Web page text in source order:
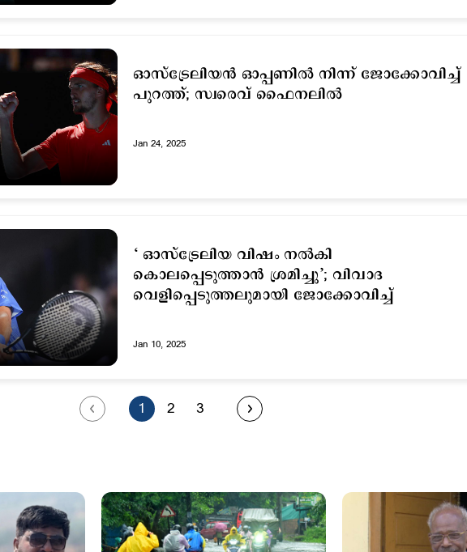
ഓസ്ട്രേലിയന്‍ ഓപ്പണില്‍ നിന്ന് ജോക്കോവിച്ച്
പുറത്ത്; സ്വരെവ് ഫൈനലില്‍
Jan 24, 2025
‘ ഓസ്ട്രേലിയ വിഷം നല്‍കി
കൊലപ്പെടുത്താന്‍ ശ്രമിച്ചു’; വിവാദ
വെളിപ്പെടുത്തലുമായി ജോക്കോവിച്ച്
Jan 10, 2025
1 2 3